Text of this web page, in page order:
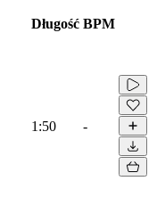
Długość BPM
1:50 -